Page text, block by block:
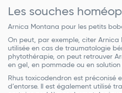
Les souches
Arnica Montana pour les petits
On peut, par exemple, citer Arnica
utilisée en cas de traumatologie
phytothérapie, on peut retrouver
en gel, en pommade ou en
Rhus toxicodendron est préconisé
d’entorse. Il est également utilisé